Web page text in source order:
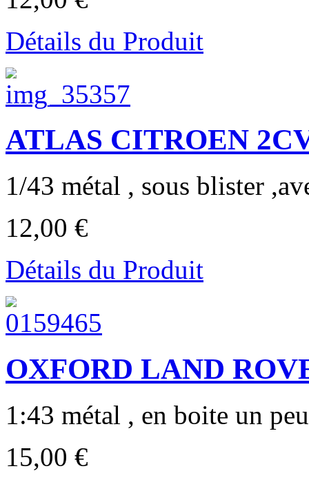
Détails du Produit
ATLAS CITROEN
1/43 métal , sous blister
12,00 €
Détails du Produit
OXFORD LAND
1:43 métal , en boite un
15,00 €